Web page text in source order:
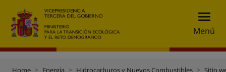
Menú
Home Energía Hidrocarburos y Nuevos Combustibles Sitio